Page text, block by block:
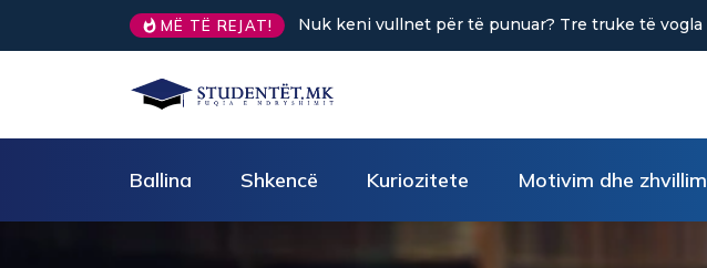
MË TË REJAT! Sa kafe në ditë ndihmon në uljen e stresit?
Ballina Shkencë Kuriozitete Motivim dhe zhvillim